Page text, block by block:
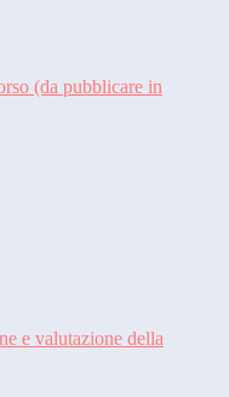
(da pubblicare in
e valutazione della